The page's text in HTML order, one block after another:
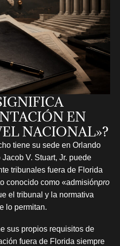
EN
NACIONAL»?
tiene su sede en Orlando
V. Stuart, Jr. puede
tribunales fuera de Florida
conocido como «admisiónpro
el tribunal y la normativa
lo permitan.
sus propios requisitos de
fuera de Florida siempre